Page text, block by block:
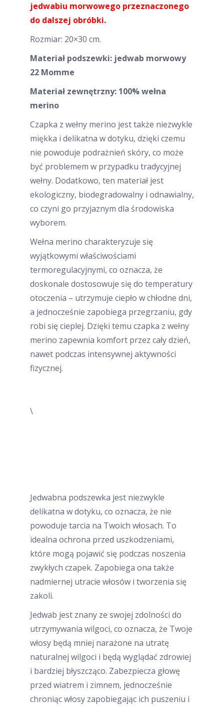
jedwabiu morwowego przeznaczonego
do dalszej obróbki.
Rozmiar: 20×30 cm.
Materiał podszewki: jedwab morwowy
22 Momme
Materiał zewnętrzny: 100% wełna
merino
Czapka z wełny merino jest także niezwykle
miękka i delikatna w dotyku, dzięki czemu
nie powoduje podrażnień skóry, co może
być problemem w przypadku tradycyjnej
wełny. Dodatkowo, ten materiał jest
ekologiczny, biodegradowalny i odnawialny,
co czyni go przyjaznym dla środowiska
wyborem.
Wełna merino charakteryzuje się
wyjątkowymi właściwościami
termoregulacyjnymi, co oznacza, że
doskonale dostosowuje się do temperatury
otoczenia – utrzymuje ciepło w chłodne dni,
a jednocześnie zapobiega przegrzaniu, gdy
robi się cieplej. Dzięki temu czapka z wełny
merino zapewnia komfort przez cały dzień,
nawet podczas intensywnej aktywności
fizycznej.
\
Jedwabna podszewka jest niezwykle
delikatna w dotyku, co oznacza, że nie
powoduje tarcia na Twoich włosach. To
idealna ochrona przed uszkodzeniami,
które mogą pojawić się podczas noszenia
zwykłych czapek. Zapobiega ona także
nadmiernej utracie włosów i tworzenia się
zakoli.
Jedwab jest znany ze swojej zdolności do
utrzymywania wilgoci, co oznacza, że Twoje
włosy będą mniej narażone na utratę
naturalnej wilgoci i będą wyglądać zdrowiej
i bardziej błyszcząco. Zabezpiecza głowę
przed wiatrem i zimnem, jednocześnie
chroniąc włosy zapobiegając ich puszeniu i